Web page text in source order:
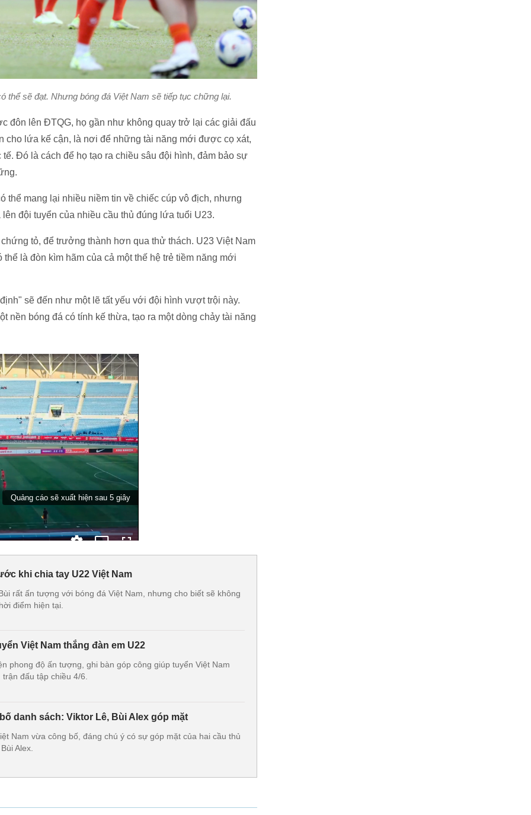
thể sẽ đạt. Nhưng bóng đá Việt Nam sẽ tiếp tục chững lại.
đôn lên ĐTQG, họ gần như không quay trở lại các giải đấu
cho lứa kế cận, là nơi để những tài năng mới được cọ xát,
Đó là cách để họ tạo ra chiều sâu đội hình, đảm bảo sự
thể mang lại nhiều niềm tin về chiếc cúp vô địch, nhưng
đội tuyển của nhiều cầu thủ đúng lứa tuổi U23.
tỏ, để trưởng thành hơn qua thử thách. U23 Việt Nam
là đòn kìm hãm của cả một thế hệ trẻ tiềm năng mới
sẽ đến như một lẽ tất yếu với đội hình vượt trội này.
nền bóng đá có tính kế thừa, tạo ra một dòng chảy tài năng
khi chia tay U22 Việt Nam
rất ấn tượng với bóng đá Việt Nam, nhưng cho biết sẽ không
điểm hiện tại.
Việt Nam thắng đàn em U22
phong độ ấn tượng, ghi bàn góp công giúp tuyển Việt Nam
đấu tập chiều 4/6.
danh sách: Viktor Lê, Bùi Alex góp mặt
Nam vừa công bố, đáng chú ý có sự góp mặt của hai cầu thủ
Alex.